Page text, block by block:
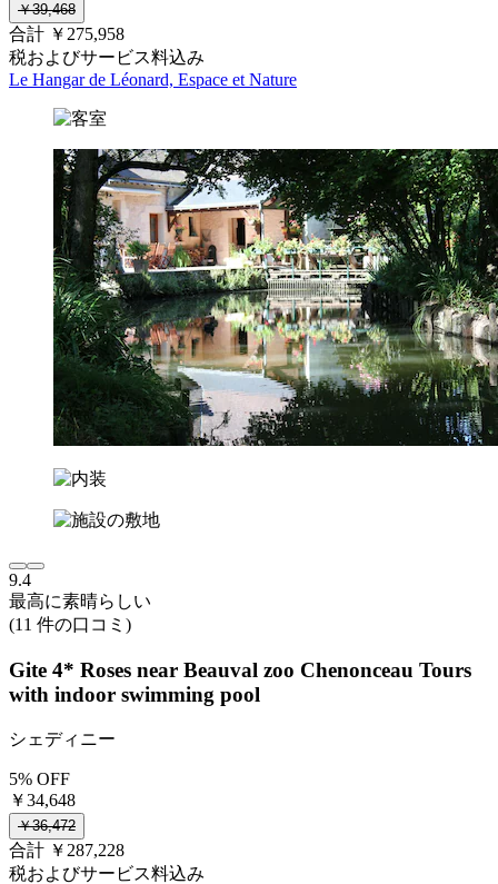
￥39,468
合計 ￥275,958
税およびサービス料込み
Le Hangar de Léonard, Espace et Nature
9.4
最高に素晴らしい
(11 件の口コミ)
Gite 4* Roses near Beauval zoo Chenonceau Tours
with indoor swimming pool
シェディニー
5% OFF
￥34,648
￥36,472
合計 ￥287,228
税およびサービス料込み